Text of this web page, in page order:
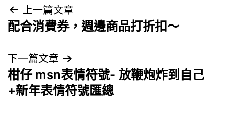
文
章
導
覽
上一篇文章
配合消費券，週邊商品打折扣～
下一篇文章
柑仔 msn表情符號- 放鞭炮炸到自己
+新年表情符號匯總